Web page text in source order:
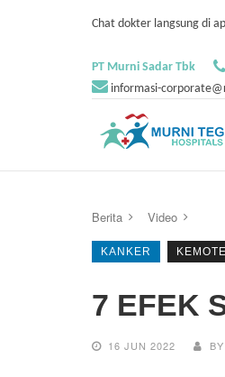
Chat dokter langsung di
PT Murni Sadar Tbk
informasi-
Berita Video
KANKER
7 EFEK
16 JUN 2022